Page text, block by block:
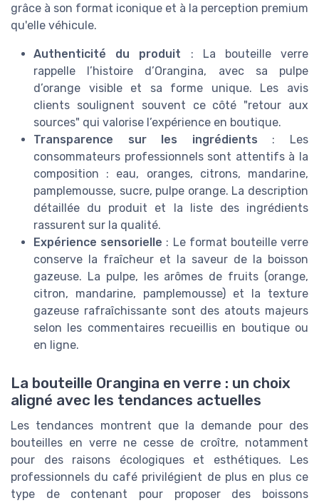
grâce à son format iconique et à la perception premium
qu'elle véhicule.
Authenticité du produit : La bouteille verre
rappelle l’histoire d’Orangina, avec sa pulpe
d’orange visible et sa forme unique. Les avis
clients soulignent souvent ce côté "retour aux
sources" qui valorise l’expérience en boutique.
Transparence sur les ingrédients : Les
consommateurs professionnels sont attentifs à la
composition : eau, oranges, citrons, mandarine,
pamplemousse, sucre, pulpe orange. La description
détaillée du produit et la liste des ingrédients
rassurent sur la qualité.
Expérience sensorielle : Le format bouteille verre
conserve la fraîcheur et la saveur de la boisson
gazeuse. La pulpe, les arômes de fruits (orange,
citron, mandarine, pamplemousse) et la texture
gazeuse rafraîchissante sont des atouts majeurs
selon les commentaires recueillis en boutique ou
en ligne.
La bouteille Orangina en verre : un choix
aligné avec les tendances actuelles
Les tendances montrent que la demande pour des
bouteilles en verre ne cesse de croître, notamment
pour des raisons écologiques et esthétiques. Les
professionnels du café privilégient de plus en plus ce
type de contenant pour proposer des boissons